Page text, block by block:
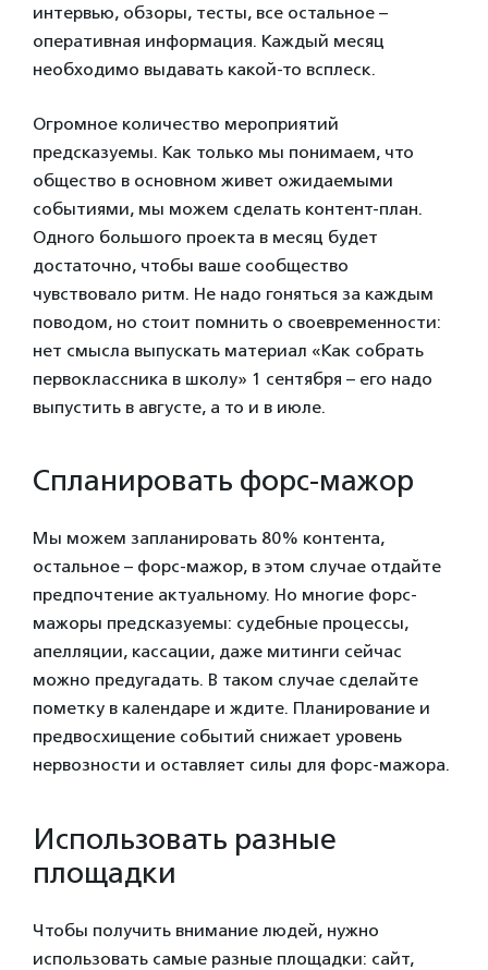
интервью, обзоры, тесты, все остальное –
оперативная информация. Каждый месяц
необходимо выдавать какой-то всплеск.
Огромное количество мероприятий
предсказуемы. Как только мы понимаем, что
общество в основном живет ожидаемыми
событиями, мы можем сделать контент-план.
Одного большого проекта в месяц будет
достаточно, чтобы ваше сообщество
чувствовало ритм. Не надо гоняться за каждым
поводом, но стоит помнить о своевременности:
нет смысла выпускать материал «Как собрать
первоклассника в школу» 1 сентября – его надо
выпустить в августе, а то и в июле.
Спланировать форс-мажор
Мы можем запланировать 80% контента,
остальное – форс-мажор, в этом случае отдайте
предпочтение актуальному. Но многие форс-
мажоры предсказуемы: судебные процессы,
апелляции, кассации, даже митинги сейчас
можно предугадать. В таком случае сделайте
пометку в календаре и ждите. Планирование и
предвосхищение событий снижает уровень
нервозности и оставляет силы для форс-мажора.
Использовать разные
площадки
Чтобы получить внимание людей, нужно
использовать самые разные площадки: сайт,